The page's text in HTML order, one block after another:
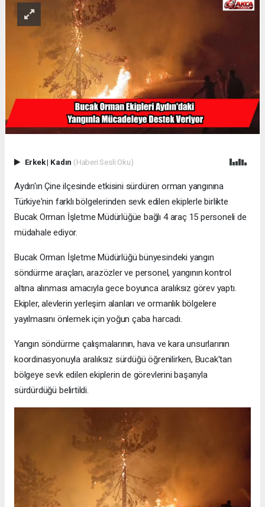
Erkek| Kadın (Haberi Sesli Oku)
Aydın'ın Çine ilçesinde etkisini sürdüren orman yangınına
Türkiye'nin farklı bölgelerinden sevk edilen ekiplerle birlikte
Bucak Orman İşletme Müdürlüğüe bağlı 4 araç 15 personeli de
müdahale ediyor.
Bucak Orman İşletme Müdürlüğü bünyesindeki yangın
söndürme araçları, arazözler ve personel, yangının kontrol
altına alınması amacıyla gece boyunca aralıksız görev yaptı.
Ekipler, alevlerin yerleşim alanları ve ormanlık bölgelere
yayılmasını önlemek için yoğun çaba harcadı.
Yangın söndürme çalışmalarının, hava ve kara unsurlarının
koordinasyonuyla aralıksız sürdüğü öğrenilirken, Bucak'tan
bölgeye sevk edilen ekiplerin de görevlerini başarıyla
sürdürdüğü belirtildi.